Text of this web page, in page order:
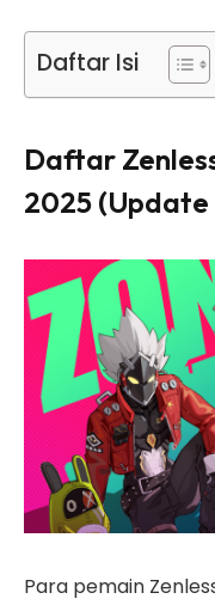
Daftar Isi
Daftar
2025
Para pemain